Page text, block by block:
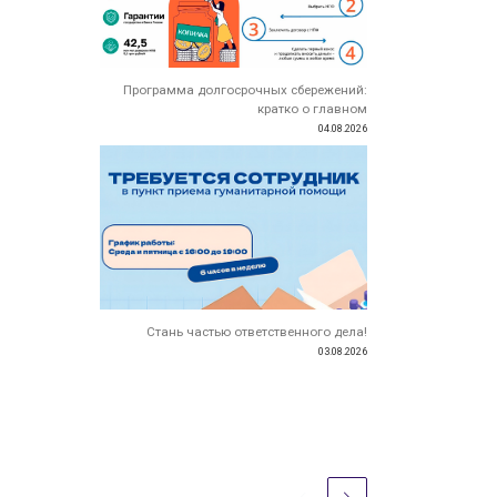
Программа долгосрочных сбережений:
кратко о главном
04.08.2026
Стань частью ответственного дела!
03.08.2026